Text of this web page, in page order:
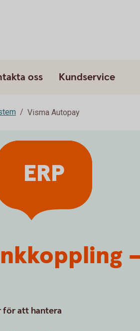
oss Kundservice
Visma Autopay
för att hantera
ERP